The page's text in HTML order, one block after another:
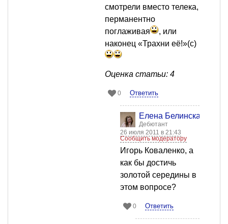
смотрели вместо телека,
перманентно
поглаживая
, или
наконец «Трахни её!»(с)
Оценка статьи: 4
0 Ответить
Елена Белинская
Дебютант
26 июля 2011 в 21:43
Сообщить модератору
Игорь Коваленко, а
как бы достичь
золотой середины в
этом вопросе?
0 Ответить